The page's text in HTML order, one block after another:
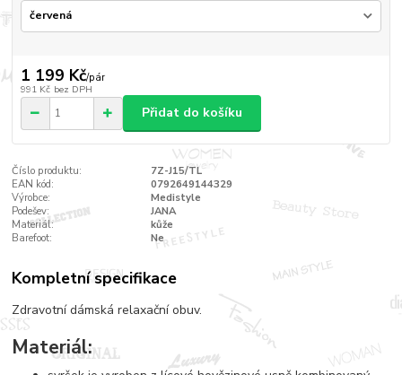
1 199 Kč/pár
991 Kč bez DPH
Přidat do košíku
Číslo produktu:
7Z-J15/TL
EAN kód:
0792649144329
Výrobce:
Medistyle
Podešev:
JANA
Materiál:
kůže
Barefoot:
Ne
Kompletní specifikace
Zdravotní dámská relaxační obuv.
Materiál: